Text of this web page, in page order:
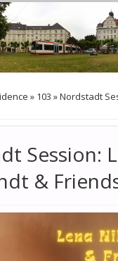
» 103 »Nordstadt
Session:
&